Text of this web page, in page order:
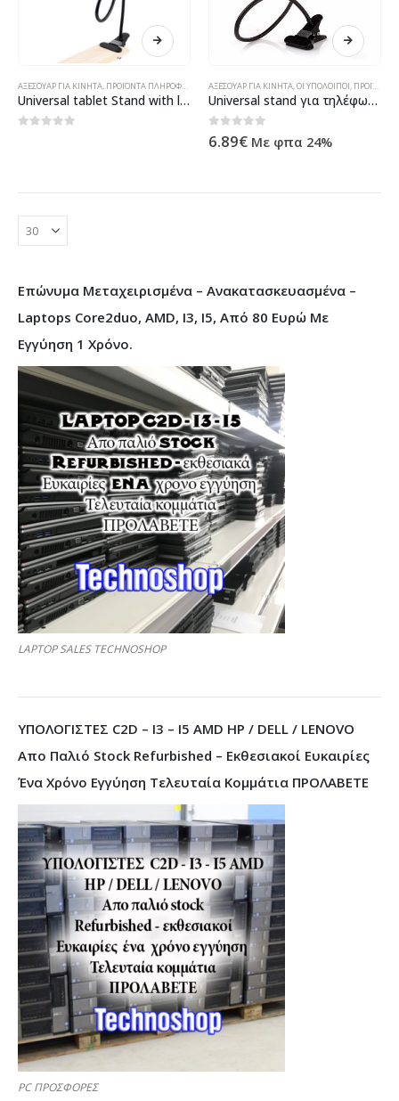
ΑΞΕΣΟΥΑΡ ΓΙΑ ΚΙΝΗΤΑ, ΠΡΟΪΌΝΤΑ ΠΛΗΡΟΦΟΡΙΚΉΣ - ΚΙΝΗΤΉΣ ΤΗΛΕΦΩΝΊΑΣ - ΗΛΕΚΤΡΟΝΙΚΆ
Universal tablet Stand with long arm and pinch, No brand – 17240
ΑΞΕΣΟΥΑΡ ΓΙΑ ΚΙΝΗΤΑ,ΟΙ ΥΠΟΛΟΙΠΟΙ, ΠΡΟΪΌΝΤΑ ΠΛΗΡΟΦΟΡΙΚΉΣ - ΚΙΝΗΤΉΣ ΤΗΛΕΦΩΝΊΑΣ - ΗΛΕΚΤΡΟΝΙΚΆ
Universal stand για τηλέφωνο, καθολική μακρύ βραχίονα και πρέζα, DeTech – 17239
0out of 5
6.89€ Με φπα 24%
Επώνυμα Μεταχειρισμένα – Ανακατασκευασμένα –
Laptops Core2duo, AMD, I3, I5, Από 80 Ευρώ Με
Εγγύηση 1 Χρόνο.
LAPTOP SALES TECHNOSHOP
ΥΠΟΛΟΓΙΣΤΕΣ C2D – I3 – I5 AMD HP / DELL / LENOVO
Απο Παλιό Stock Refurbished – Εκθεσιακοί Ευκαιρίες
Ένα Χρόνο Εγγύηση Τελευταία Κομμάτια ΠΡΟΛΑΒΕΤΕ
PC ΠΡΟΣΦΟΡΕΣ